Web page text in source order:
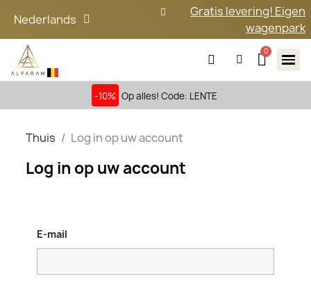
Nederlands
Gratis levering! Eigen
wagenpark
-10% Op alles! Code: LENTE
Thuis Log in op uw account
Log in op uw account
E-mail